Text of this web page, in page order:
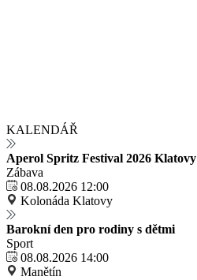
KALENDÁŘ
Aperol Spritz Festival 2026 Klatovy
Zábava
08.08.2026 12:00
Kolonáda Klatovy
Barokní den pro rodiny s dětmi
Sport
08.08.2026 14:00
Manětín